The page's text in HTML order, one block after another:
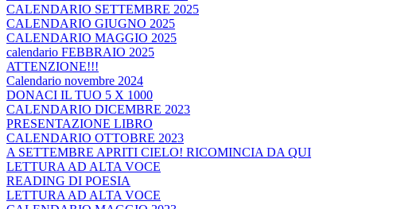
CALENDARIO SETTEMBRE 2025
CALENDARIO GIUGNO 2025
CALENDARIO MAGGIO 2025
calendario FEBBRAIO 2025
ATTENZIONE!!!
Calendario novembre 2024
DONACI IL TUO 5 X 1000
CALENDARIO DICEMBRE 2023
PRESENTAZIONE LIBRO
CALENDARIO OTTOBRE 2023
A SETTEMBRE APRITI CIELO! RICOMINCIA DA QUI
LETTURA AD ALTA VOCE
READING DI POESIA
LETTURA AD ALTA VOCE